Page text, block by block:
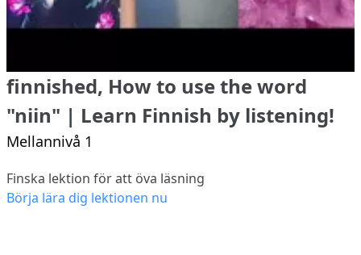
finnished, How to use the word
"niin" | Learn Finnish by listening!
Mellannivå 1
Finska lektion för att öva läsning
Börja lära dig lektionen nu